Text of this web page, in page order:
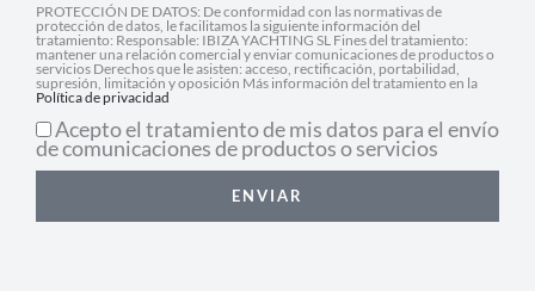
PROTECCIÓN DE DATOS: De conformidad con las normativas de
protección de datos, le facilitamos la siguiente información del
tratamiento: Responsable: IBIZA YACHTING SL Fines del tratamiento:
mantener una relación comercial y enviar comunicaciones de productos o
servicios Derechos que le asisten: acceso, rectificación, portabilidad,
supresión, limitación y oposición Más información del tratamiento en la
Política de privacidad
Acepto el tratamiento de mis datos para el envío
de comunicaciones de productos o servicios
ENVIAR